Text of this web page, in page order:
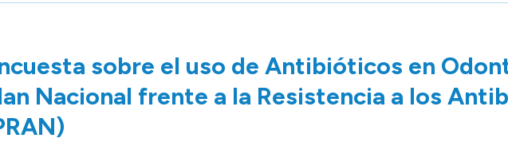
sobre el uso de Antibióticos en
Nacional frente a la Resistencia a los